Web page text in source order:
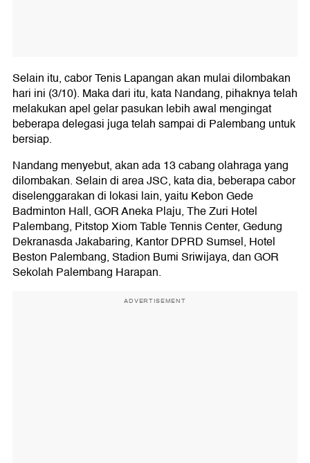
Selain itu, cabor Tenis Lapangan akan mulai dilombakan
hari ini (3/10). Maka dari itu, kata Nandang, pihaknya telah
melakukan apel gelar pasukan lebih awal mengingat
beberapa delegasi juga telah sampai di Palembang untuk
bersiap.
Nandang menyebut, akan ada 13 cabang olahraga yang
dilombakan. Selain di area JSC, kata dia, beberapa cabor
diselenggarakan di lokasi lain, yaitu Kebon Gede
Badminton Hall, GOR Aneka Plaju, The Zuri Hotel
Palembang, Pitstop Xiom Table Tennis Center, Gedung
Dekranasda Jakabaring, Kantor DPRD Sumsel, Hotel
Beston Palembang, Stadion Bumi Sriwijaya, dan GOR
Sekolah Palembang Harapan.
ADVERTISEMENT